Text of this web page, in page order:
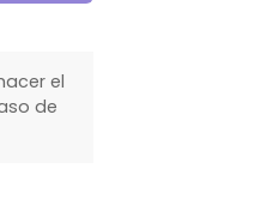
el
de